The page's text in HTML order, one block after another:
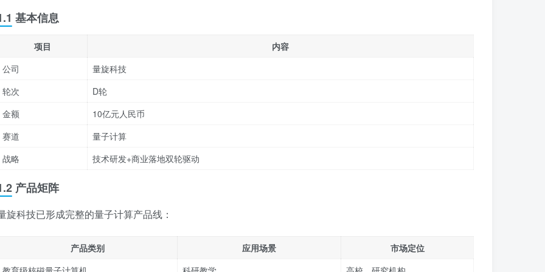
基本信息
项目
内容
公司
量旋科技
轮次
D轮
金额
10亿元人民币
赛道
量子计算
战略
技术研发+商业落地双轮驱动
产品矩阵
旋科技已形成完整的量子计算产品线：
产品类别 应用场景
市场定位